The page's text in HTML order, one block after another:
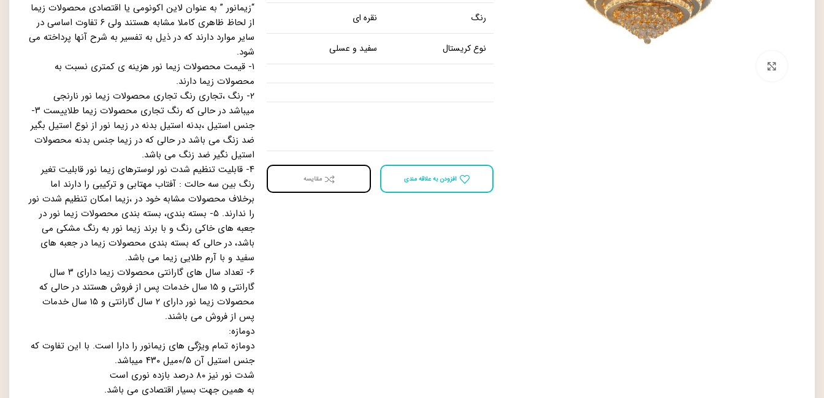
رنگ نقره ای
نوع کریستال سفید و عسلی
افزودن به علاقه مندی مقايسه
“زیمانور ” به عنوان لاین اکونومی یا اقتصادی محصولات زیما
از لحاظ ظاهری کاملا مشابه هستند ولی ۶ تفاوت اساسی در
سایر موارد دارند که در ذیل به تفسیر به شرح آنها پرداخته می
شود.
۱- قیمت محصولات زیما نور هزینه ی کمتری نسبت به
محصولات زیما دارند.
۲- رنگ ،تجاری رنگ تجاری محصولات زیما نور نارنجی
میباشد در حالی که رنگ تجاری محصولات زیما طلاییست ۳-
جنس استیل ،بدنه استیل بدنه در زیما نور از نوع استیل بگیر
ضد زنگ می باشد در حالی که در زیما جنس بدنه محصولات
استیل نگیر ضد زنگ می باشد.
۴- قابلیت تنظیم شدت نور لوسترهای زیما نور قابلیت تغیر
رنگ بین سه حالت : آفتاب مهتابی و ترکیبی را دارند اما
برخلاف محصولات مشابه خود در ،زیما امکان تنظیم شدت نور
را ندارند. ۵- بسته بندی، بسته بندی محصولات زیما نور در
جعبه های خاکی رنگ و با برند زیما نور به رنگ مشکی می
باشد، در حالی که بسته بندی محصولات زیما در جعبه های
سفید و با آرم طلایی زیما می باشد.
۶- تعداد سال های گارانتی محصولات زیما دارای ۳ سال
گارانتی و ۱۵ سال خدمات پس از فروش هستند در حالی که
محصولات زیما نور دارای ۲ سال گارانتی و ۱۵ سال خدمات
پس از فروش می باشند.
دومازه:
دومازه تمام ویژگی های زیمانور را دارا است. با این تفاوت که
جنس استیل آن ۰/۵میل ۴۳۰ میباشد.
شدت نور نیز ۸۰ درصد بازده نوری است
به همین جهت بسیار اقتصادی می باشد.